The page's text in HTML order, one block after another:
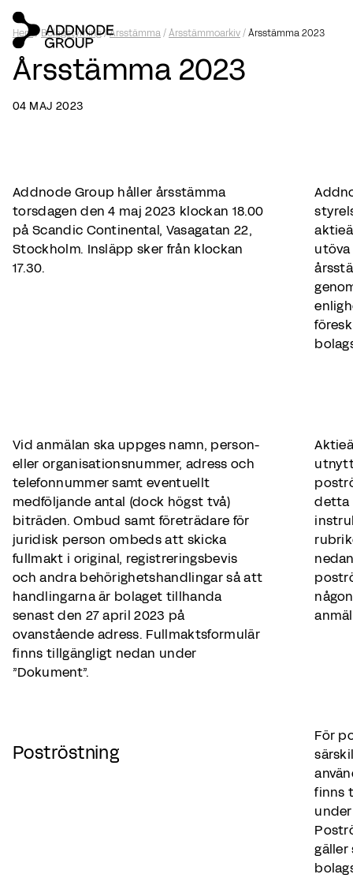
Hem/ Bolagstyrning/Årsstämma/Årsstämmoarkiv/Årsstämma 2023
Årsstämma 2023
04 MAJ 2023
Addnode Group håller årsstämma
torsdagen den 4 maj 2023 klockan 18.00
på Scandic Continental, Vasagatan 22,
Stockholm. Insläpp sker från klockan
17.30.
Vid anmälan ska uppges namn, person-
eller organisationsnummer, adress och
telefonnummer samt eventuellt
medföljande antal (dock högst två)
biträden. Ombud samt företrädare för
juridisk person ombeds att skicka
fullmakt i original, registreringsbevis
och andra behörighetshandlingar så att
handlingarna är bolaget tillhanda
senast den 27 april 2023 på
ovanstående adress. Fullmaktsformulär
finns tillgängligt nedan under
”Dokument”.
detta
Poströstning
För
finns
under
gäller